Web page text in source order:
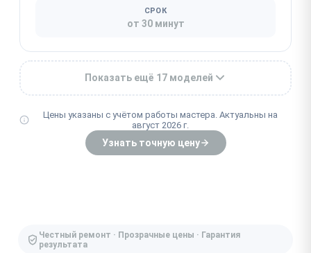
СРОК
от 30 минут
Показать ещё 17 моделей
Цены указаны с учётом работы мастера. Актуальны на
август 2026 г.
Узнать точную цену
Честный ремонт · Прозрачные цены · Гарантия
результата